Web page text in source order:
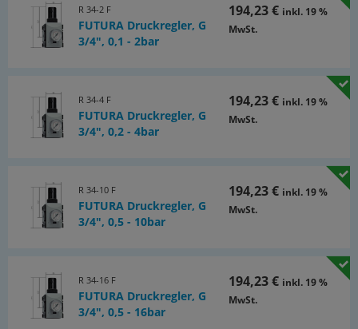
max. 1,5 l/min
ATEX:
Optional:
Sicherheitsausführung: mit vorgeschaltetem, abschließbaren
universell einsetzbar
Dokumente:
Dokumentation
(PDF)
Dokumentation: Entscheidungshilfe für die Auswahl
R 34-2 F
FUTURA Druckregler, G
3/4", 0,1 - 2bar
194,23 € inkl. 19 %
MwSt.
R 34-4 F
FUTURA Druckregler, G
3/4", 0,2 - 4bar
194,23 € inkl. 19 %
MwSt.
R 34-10 F
FUTURA Druckregler, G
3/4", 0,5 - 10bar
194,23 € inkl. 19 %
MwSt.
R 34-16 F
FUTURA Druckregler, G
3/4", 0,5 - 16bar
194,23 € inkl. 19 %
MwSt.